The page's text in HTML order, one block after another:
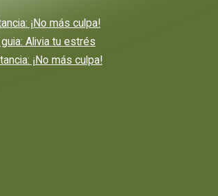
¡No más culpa!
Alivia tu estrés
¡No más culpa!